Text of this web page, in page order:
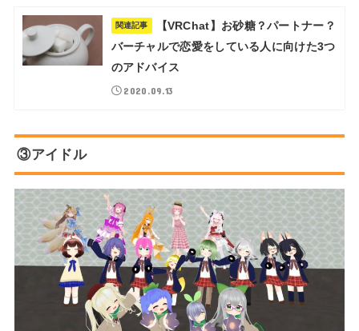
関連記事
【VRChat】お砂糖？パートナー？
バーチャルで恋愛をしている人に向けた3つ
のアドバイス
2020.09.13
③アイドル